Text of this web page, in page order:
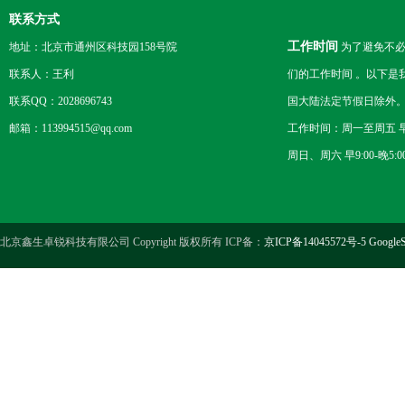
联系方式
地址：北京市通州区科技园158号院
联系人：王利
联系QQ：2028696743
邮箱：113994515@qq.com
工作时间 为了避免不
们的工作时间 。以下是
国大陆法定节假日除外
工作时间：周一至周五
周日、周六 早9:00-晚
北京鑫生卓锐科技有限公司 Copyright 版权所有 ICP备： 京ICP备14045572号-5